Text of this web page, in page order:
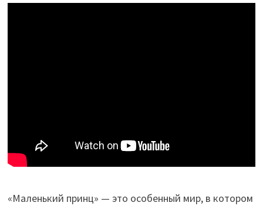
«Маленький принц» — это особенный мир, в котором